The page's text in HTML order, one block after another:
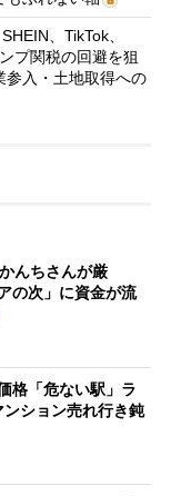
、TikTok、
プ関税の回避を狙
入・土地取得への
んちさんが厳
の次」に資金が流
格「危ない駅」ラ
ション売れ行き鈍